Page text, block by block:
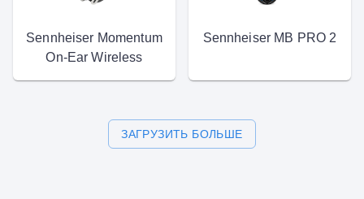
Sennheiser Momentum
On-Ear Wireless
Sennheiser MB PRO 2
ЗАГРУЗИТЬ БОЛЬШЕ